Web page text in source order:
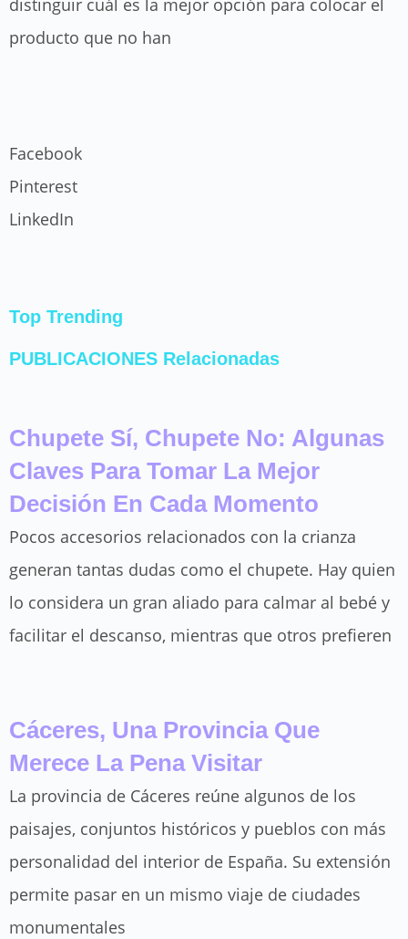
producto que no han
Facebook
Pinterest
LinkedIn
Top Trending
PUBLICACIONES Relacionadas
Chupete Sí, Chupete No: Algunas
Claves Para Tomar La Mejor
Decisión En Cada Momento
Pocos accesorios relacionados con la crianza
generan tantas dudas como el chupete. Hay quien
lo considera un gran aliado para calmar al bebé y
facilitar el descanso, mientras que otros prefieren
Cáceres, Una Provincia Que
Merece La Pena Visitar
La provincia de Cáceres reúne algunos de los
paisajes, conjuntos históricos y pueblos con más
personalidad del interior de España. Su extensión
permite pasar en un mismo viaje de ciudades
monumentales